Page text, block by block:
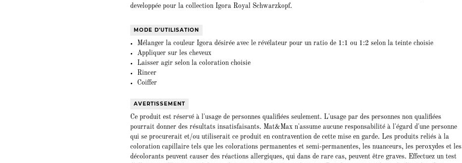
developpée pour la collection Igora Royal Schwarzkopf.
MODE D'UTILISATION
Mélanger la couleur Igora désirée avec le révélateur pour un ratio de 1:1 ou 1:2 selon la teinte choisie
Appliquer sur les cheveux
Laisser agir selon la coloration choisie
Rincer
Coiffer
AVERTISSEMENT
Ce produit est réservé à l'usage de personnes qualifiées seulement. L'usage par des personnes non qualifiées
pourrait donner des résultats insatisfaisants. Mat&Max n'assume aucune responsabilité à l'égard d'une personne
qui se procurerait et/ou utiliserait ce produit en contravention de cette mise en garde. Les produits reliés à la
coloration capillaire tels que les colorations permanentes et semi-permanentes, les nuanceurs, les peroxydes et les
décolorants peuvent causer des réactions allergiques, qui dans de rare cas, peuvent être graves. Effectuez un test